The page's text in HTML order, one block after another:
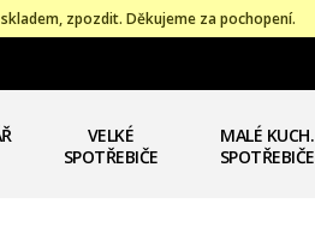
zpozdit. Děkujeme za pochopení.
VELKÉ
SPOTŘEBIČE
MALÉ KUCH.
SPOTŘEBIČE